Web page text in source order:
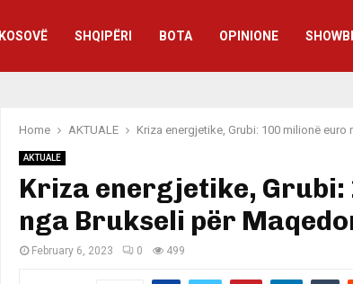
KOSOVË SHQIPËRI BOTA OPINIONE
Home AKTUALE Kriza energjetike, Grubi: 100 milionë
AKTUALE
Kriza energjetike, Grubi:
nga Brukseli për
February 6, 2023 0 499